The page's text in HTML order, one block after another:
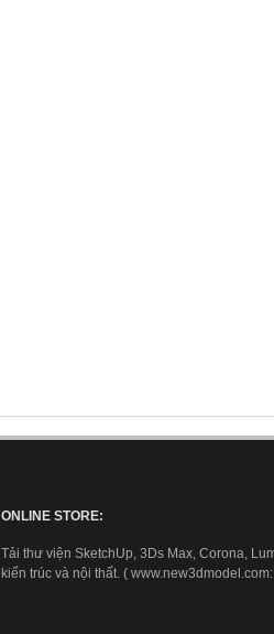
ONLINE STORE:
Tải thư viện SketchUp, 3Ds Max, Corona,
kiến trúc và nội thất. (